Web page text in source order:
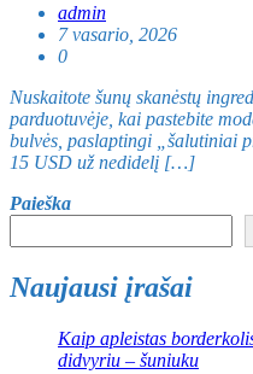
admin
7 vasario, 2026
0
Nuskaitote šunų skanėstų
parduotuvėje, kai pastebite
bulvės, paslaptingi „šalutiniai
15 USD už nedidelį […]
Paieška
Naujausi įrašai
Kaip apleistas
didvyriu – šuniuku